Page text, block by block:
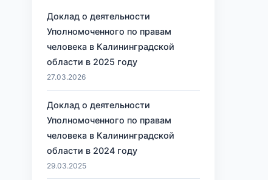
Доклад о деятельности
Уполномоченного по правам
человека в Калининградской
области в 2025 году
27.03.2026
Доклад о деятельности
Уполномоченного по правам
человека в Калининградской
области в 2024 году
29.03.2025